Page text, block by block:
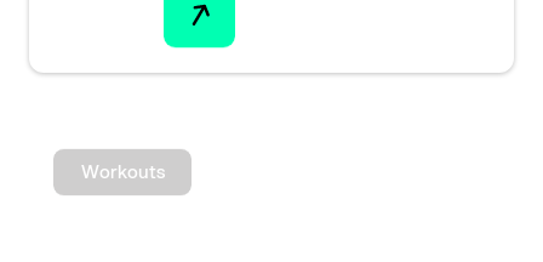
Workouts